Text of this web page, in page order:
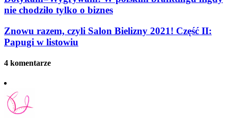
nie chodziło tylko o biznes
Znowu razem, czyli Salon Bielizny 2021! Część II:
Papugi w listowiu
4 komentarze